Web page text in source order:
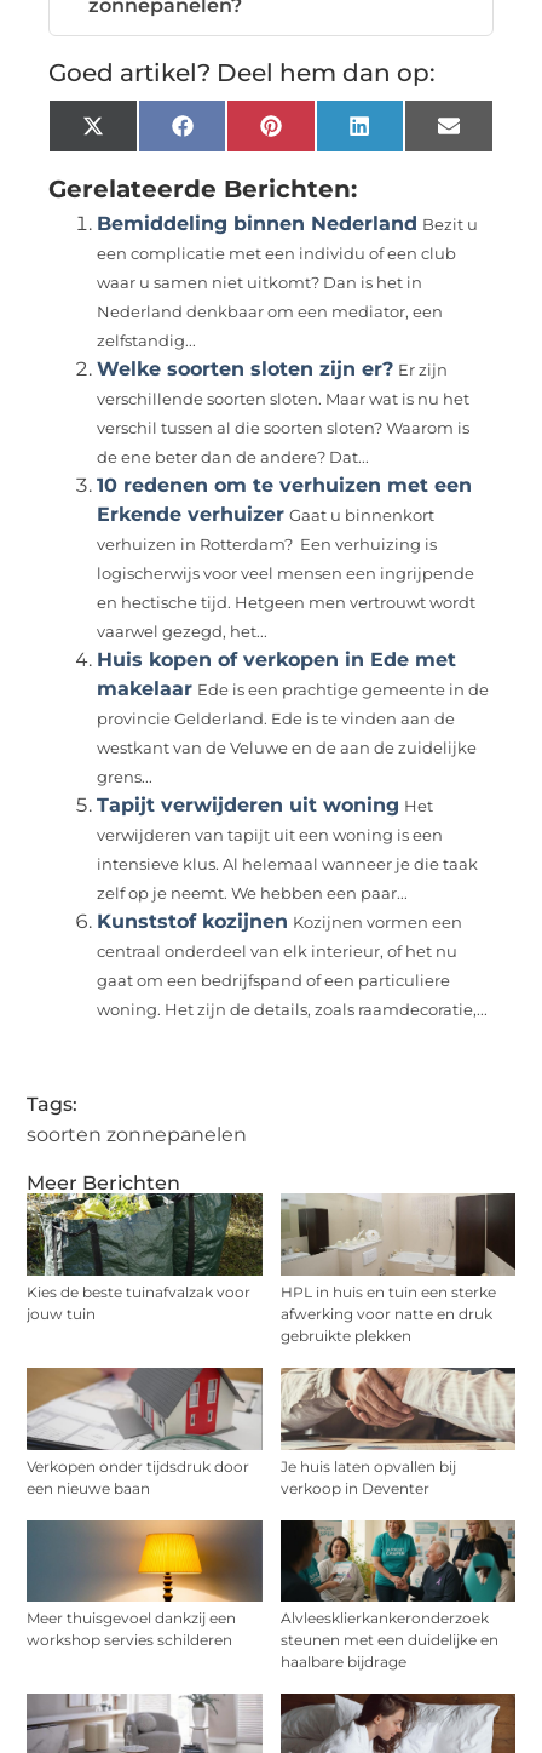
Meer Berichten
Kies de beste tuinafvalzak voor
jouw tuin
HPL in huis en tuin een sterke
afwerking voor natte en druk
gebruikte plekken
Verkopen onder tijdsdruk door
een nieuwe baan
Je huis laten opvallen bij
verkoop in Deventer
Meer thuisgevoel dankzij een
workshop servies schilderen
Alvleesklierkankeronderzoek
steunen met een duidelijke en
haalbare bijdrage
zonnepanelen?
Goed artikel? Deel hem dan op:
X
(Twitter)
FacebookPinterestLinkedInEmail
Gerelateerde Berichten:
Bemiddeling binnen Nederland Bezit u
een complicatie met een individu of een club
waar u samen niet uitkomt? Dan is het in
Nederland denkbaar om een mediator, een
zelfstandig...
Welke soorten sloten zijn er? Er zijn
verschillende soorten sloten. Maar wat is nu het
verschil tussen al die soorten sloten? Waarom is
de ene beter dan de andere? Dat...
10 redenen om te verhuizen met een
Erkende verhuizer Gaat u binnenkort
verhuizen in Rotterdam? Een verhuizing is
logischerwijs voor veel mensen een ingrijpende
en hectische tijd. Hetgeen men vertrouwt wordt
vaarwel gezegd, het...
Huis kopen of verkopen in Ede met
makelaar Ede is een prachtige gemeente in de
provincie Gelderland. Ede is te vinden aan de
westkant van de Veluwe en de aan de zuidelijke
grens...
Tapijt verwijderen uit woning Het
verwijderen van tapijt uit een woning is een
intensieve klus. Al helemaal wanneer je die taak
zelf op je neemt. We hebben een paar...
Kunststof kozijnen Kozijnen vormen een
centraal onderdeel van elk interieur, of het nu
gaat om een bedrijfspand of een particuliere
woning. Het zijn de details, zoals raamdecoratie,...
Tags:
soorten zonnepanelen